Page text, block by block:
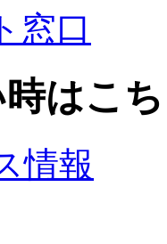
窓口
はこ
情報